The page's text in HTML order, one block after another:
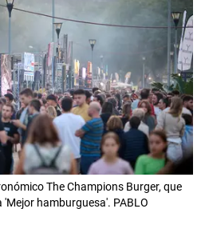
The Champions Burger, que
'Mejor hamburguesa'. PABLO